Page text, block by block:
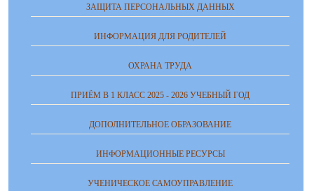
ЗАЩИТА ПЕРСОНАЛЬНЫХ ДАННЫХ
ИНФОРМАЦИЯ ДЛЯ РОДИТЕЛЕЙ
ОХРАНА ТРУДА
ПРИЁМ В 1 КЛАСС 2025 - 2026 УЧЕБНЫЙ ГОД
ДОПОЛНИТЕЛЬНОЕ ОБРАЗОВАНИЕ
ИНФОРМАЦИОННЫЕ РЕСУРСЫ
УЧЕНИЧЕСКОЕ САМОУПРАВЛЕНИЕ